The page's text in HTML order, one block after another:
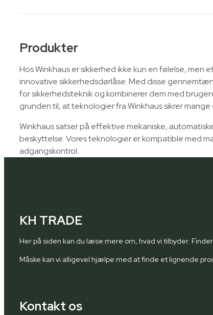
Produkter
Hos Winkhaus er sikkerhed ikke kun en følelse, men
innovative sikkerhedsdørlåse. Med disse
for sikkerhedsteknik og kombinerer dem med
grunden til, at teknologier fra Winkhaus sikrer
Winkhaus satser på effektive mekaniske,
beskyttelse. Vores teknologier er kompatible med
adgangskontrol.
KH TRADE
Her på siden kan du læse mere om, hvad vi tilbyder.
Måske kan vi alligevel hjælpe med at finde et lignende
Kontakt os